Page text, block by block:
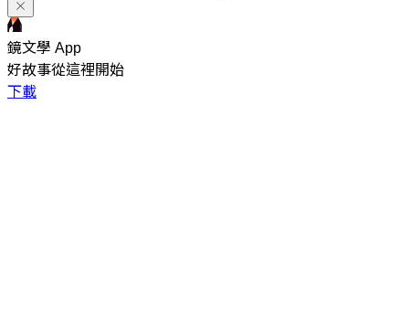
鏡文學 App
好故事從這裡開始
下載